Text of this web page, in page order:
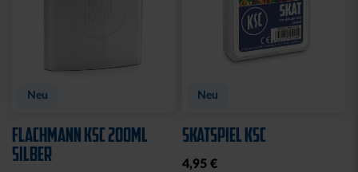
Neu
FLACHMANN KSC 200ML
SILBER
Neu
SKATSPIEL KSC
4,95 €